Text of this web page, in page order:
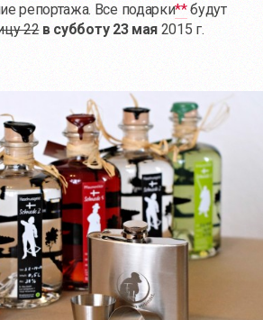
репортажа. Все подарки**будут
22 в субботу 23 мая2015 г.